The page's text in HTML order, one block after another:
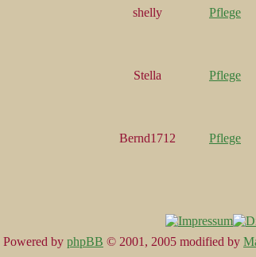
shelly Pflege
Stella Pflege
Bernd1712 Pflege
Powered by phpBB © 2001, 2005 modified by